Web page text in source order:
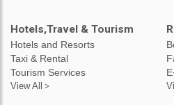
Hotels,Travel & Tourism
Hotels and Resorts
Taxi & Rental
Tourism Services
View All >